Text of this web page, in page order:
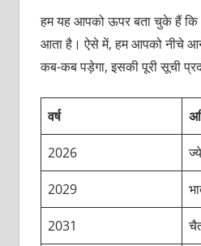
हम यह आपको ऊपर बता चुके हैं कि
आता है। ऐसे में, हम आपको नीचे आने
कब-कब पड़ेगा, इसकी पूरी सूची
वर्ष
2026
2029
2031